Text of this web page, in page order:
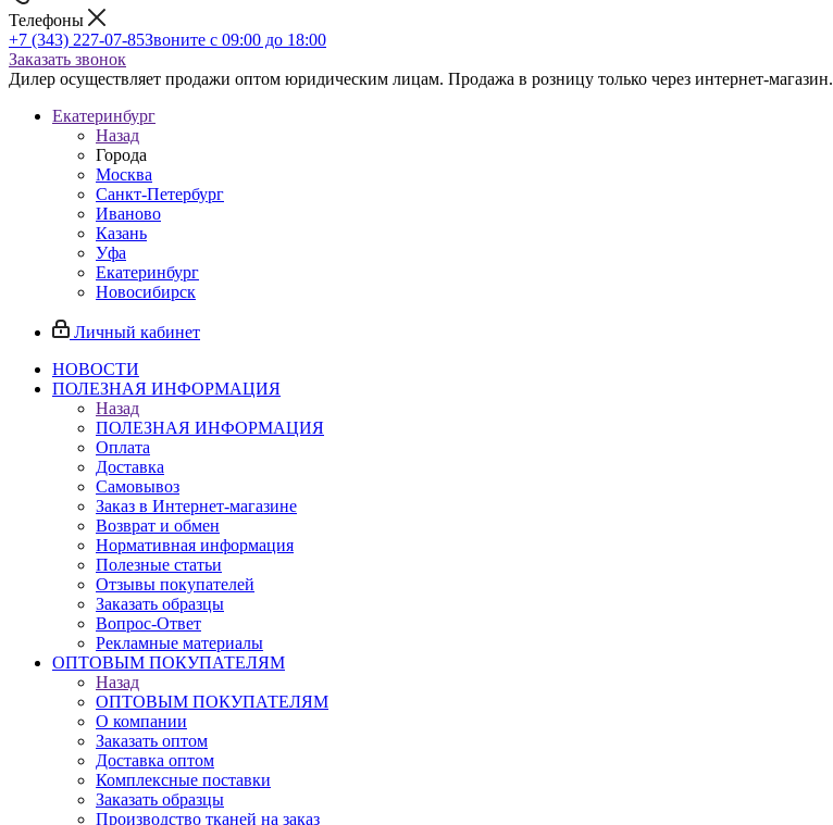
Телефоны
+7 (343) 227-07-85Звоните с 09:00 до 18:00
Заказать звонок
Дилер осуществляет продажи оптом юридическим лицам. Продажа в розницу только через интернет-магазин.
Екатеринбург
Назад
Города
Москва
Санкт-Петербург
Иваново
Казань
Уфа
Екатеринбург
Новосибирск
Личный кабинет
НОВОСТИ
ПОЛЕЗНАЯ ИНФОРМАЦИЯ
Назад
ПОЛЕЗНАЯ ИНФОРМАЦИЯ
Оплата
Доставка
Самовывоз
Заказ в Интернет-магазине
Возврат и обмен
Нормативная информация
Полезные статьи
Отзывы покупателей
Заказать образцы
Вопрос-Ответ
Рекламные материалы
ОПТОВЫМ ПОКУПАТЕЛЯМ
Назад
ОПТОВЫМ ПОКУПАТЕЛЯМ
О компании
Заказать оптом
Доставка оптом
Комплексные поставки
Заказать образцы
Производство тканей на заказ